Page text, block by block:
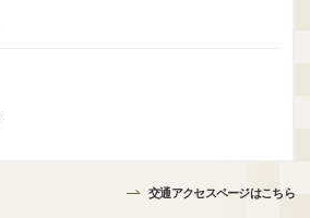
交通アクセスページはこちら